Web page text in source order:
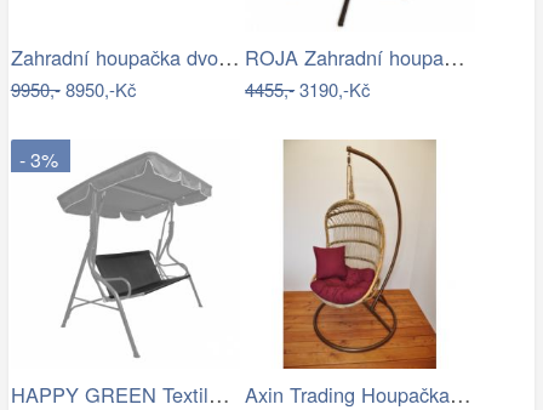
Zahradní houpačka dvoumístná CANNES
9950,-8950,-Kč
ROJA Zahradní houpačka ZW 6119 - béžová
4455,-3190,-Kč
- 3%
HAPPY GREEN Textilní sedák na houpačku,… Axin Trading Houpačka závěsná Bella se…